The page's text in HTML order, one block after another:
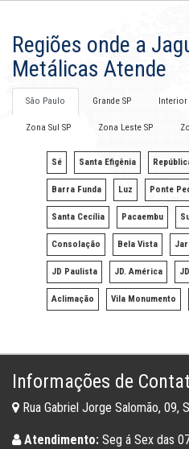
Regiões onde a
Metálicas Atende
São Paulo Grande SP Interior
Zona Sul SP Zona Leste SP
Sé Santa Efigênia
Barra Funda Luz Ponte
Santa Cecília Pacaembu
Consolação Bela Vista
JD Paulista JD. América
Aclimação Vila Monumento
Informações de
Rua Gabriel Jorge Salomão, 09,
Atendimento: Seg á Sex das